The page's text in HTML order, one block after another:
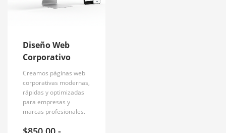
Diseño Web
Corporativo
Creamos páginas web
corporativas modernas,
rápidas y optimizadas
para empresas y
marcas profesionales.